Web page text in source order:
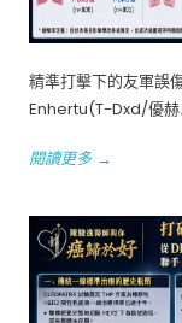
精準打擊下的友軍誤
Enhertu(T-Dxd/優赫
閱讀更多 →